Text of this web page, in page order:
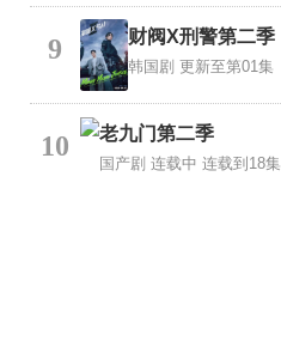
9 财阀X刑警第二季
韩国剧 更新至第01集
10 老九门第二季
国产剧 连载中 连载到18集